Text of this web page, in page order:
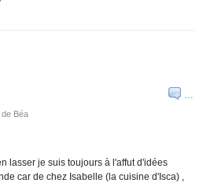
…
Béa
lasser je suis toujours à l'affut d'idées
car de chez Isabelle (la cuisine d'Isca) ,